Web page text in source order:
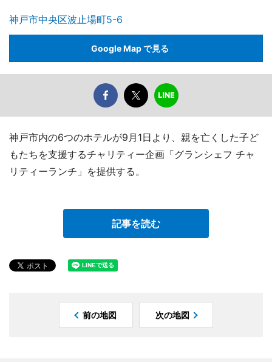
神戸市中央区波止場町5-6
Google Map で見る
神戸市内の6つのホテルが9月1日より、親を亡くした子ど
もたちを支援するチャリティー企画「グランシェフ チャ
リティーランチ」を提供する。
記事を読む
前の地図 次の地図